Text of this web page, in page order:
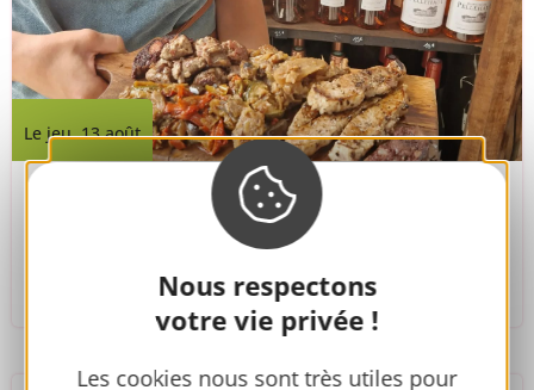
Nous respectons
votre vie privée !
Les cookies nous sont très utiles pour
Le jeu. 13 août
Soirée guinguette grillades porc noir
de Bigorre et floc de Gascogne